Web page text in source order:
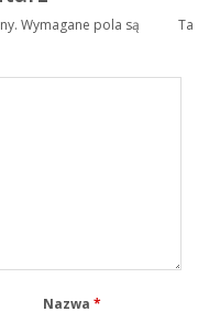
Wymagane pola są
Nazwa*
Ta